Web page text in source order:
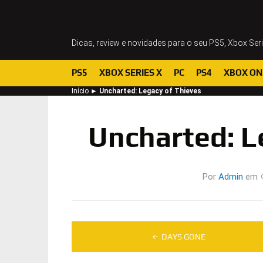
Dicas, review e novidades para o seu PS5, Xbox
PS5 XBOX SERIES X PC PS4 XBOX
Início ► Uncharted: Legacy of Thieves
Uncharted:
Por Admin em
Navegação
de
DAYS GONE